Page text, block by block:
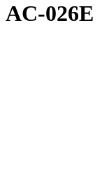
AC-026E